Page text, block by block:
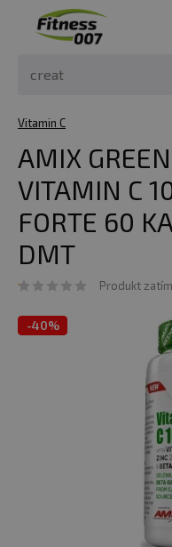
Vitamin C
AMIX
VITAMIN C
FORTE 60
DMT
Produkt
-40%